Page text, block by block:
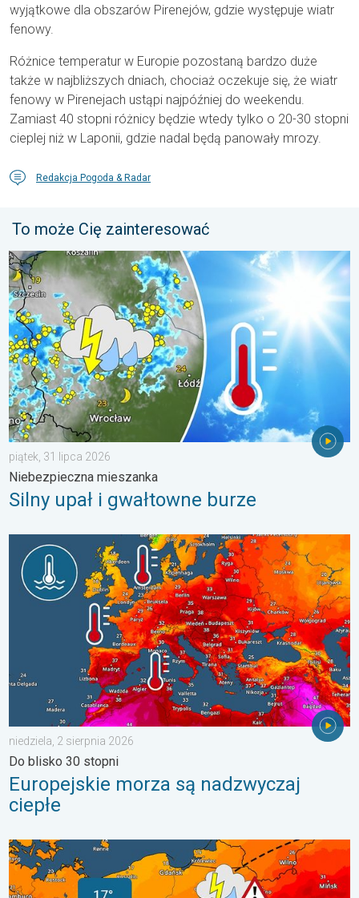
wyjątkowe dla obszarów Pirenejów, gdzie występuje wiatr
fenowy.
Różnice temperatur w Europie pozostaną bardzo duże
także w najbliższych dniach, chociaż oczekuje się, że wiatr
fenowy w Pirenejach ustąpi najpóźniej do weekendu.
Zamiast 40 stopni różnicy będzie wtedy tylko o 20-30 stopni
cieplej niż w Laponii, gdzie nadal będą panowały mrozy.
Redakcja Pogoda & Radar
To może Cię zainteresować
Silny upał i gwałtowne burze. Niebezpieczna mieszanka. . .
piątek, 31 lipca 2026
Niebezpieczna mieszanka
Silny upał i gwałtowne burze
Europejskie morza są nadzwyczaj ciepłe. Do blisko 30
niedziela, 2 sierpnia 2026
Do blisko 30 stopni
Europejskie morza są nadzwyczaj
ciepłe
20 stopni różnicy. Kontrast termiczny. . . sobota, 1 sierpnia